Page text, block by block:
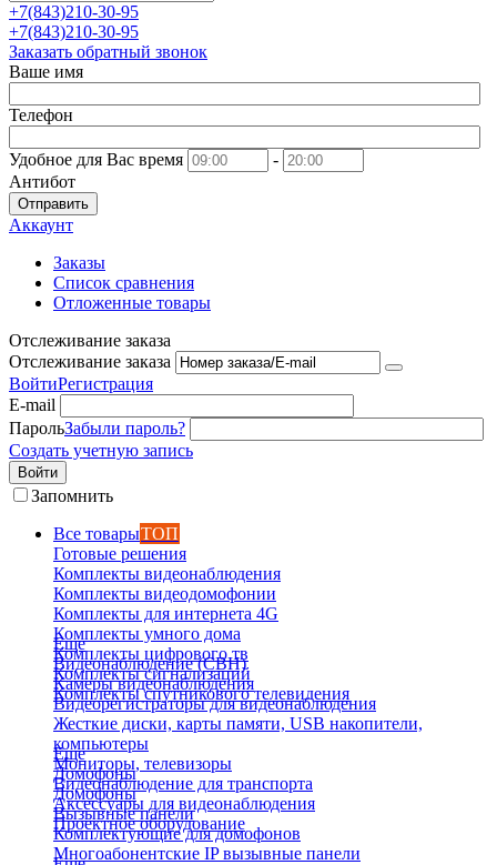
+7(843)210-30-95
+7(843)210-30-95
Заказать обратный звонок
Ваше имя
Телефон
Удобное для Вас время
-
Антибот
Отправить
Аккаунт
Заказы
Список сравнения
Отложенные товары
Отслеживание заказа
Отслеживание заказа
ВойтиРегистрация
E-mail
ПарольЗабыли пароль?
Создать учетную запись
Войти
Запомнить
Все товарыТОП
Готовые решения
Комплекты видеонаблюдения
Комплекты видеодомофонии
Комплекты для интернета 4G
Комплекты умного дома
Комплекты цифрового тв
Комплекты сигнализаций
Комплекты спутникового телевидения
Еще
Видеонаблюдение (СВН)
Камеры видеонаблюдения
Видеорегистраторы для видеонаблюдения
Жесткие диски, карты памяти, USB накопители,
компьютеры
Мониторы, телевизоры
Видеонаблюдение для транспорта
Аксессуары для видеонаблюдения
Проектное оборудование
Еще
Домофоны
Домофоны
Вызывные панели
Комплектующие для домофонов
Многоабонентские IP вызывные панели